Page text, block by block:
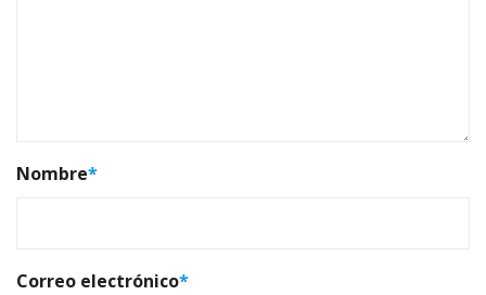
Nombre*
Correo electrónico*